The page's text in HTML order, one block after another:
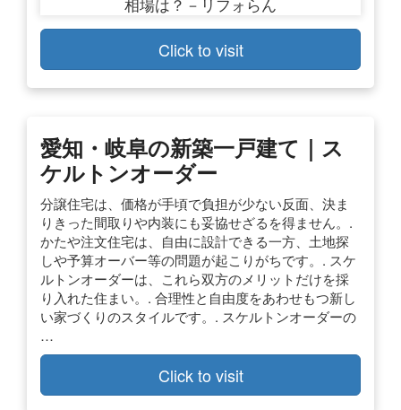
Click to visit
愛知・岐阜の新築一戸建て｜ス
ケルトンオーダー
分譲住宅は、価格が手頃で負担が少ない反面、決ま
りきった間取りや内装にも妥協せざるを得ません。.
かたや注文住宅は、自由に設計できる一方、土地探
しや予算オーバー等の問題が起こりがちです。. スケ
ルトンオーダーは、これら双方のメリットだけを採
り入れた住まい。. 合理性と自由度をあわせもつ新し
い家づくりのスタイルです。. スケルトンオーダーの
…
Click to visit